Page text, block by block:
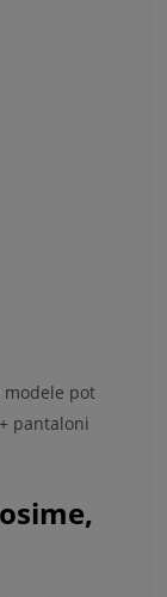
modele pot
pantaloni